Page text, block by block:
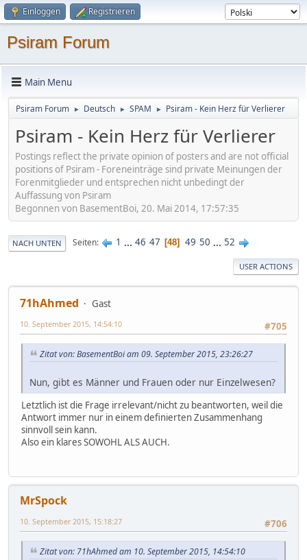
Einloggen Registrieren
Psiram Forum
Main Menu
Psiram Forum ► Deutsch ► SPAM ► Psiram - Kein Herz für Verlierer
Psiram - Kein Herz für Verlierer
Postings reflect the private opinion of posters and are not official
positions of Psiram - Foreneinträge sind private Meinungen der
Forenmitglieder und entsprechen nicht unbedingt der
Auffassung von Psiram
Begonnen von BasementBoi, 20. Mai 2014, 17:57:35
NACH UNTEN Seiten 1 ... 46 47 48 49 50 ... 52
USER ACTIONS
71hAhmed
Gast
#705
10. September 2015, 14:54:10
Zitat von: BasementBoi am 09. September 2015, 23:26:27
Nun, gibt es Männer und Frauen oder nur Einzelwesen?
Letztlich ist die Frage irrelevant/nicht zu beantworten, weil die
Antwort immer nur in einem definierten Zusammenhang
sinnvoll sein kann.
Also ein klares SOWOHL ALS AUCH.
MrSpock
#706
10. September 2015, 15:18:27
Zitat von: 71hAhmed am 10. September 2015, 14:54:10